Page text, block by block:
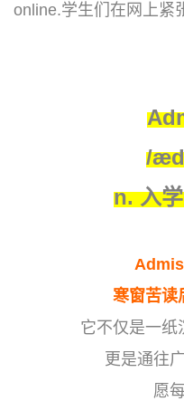
online.学生们在网上紧
/
n.入
寒窗苦读
它不仅是一纸
更是通往
愿